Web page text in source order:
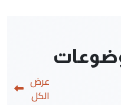
عرض
الكل